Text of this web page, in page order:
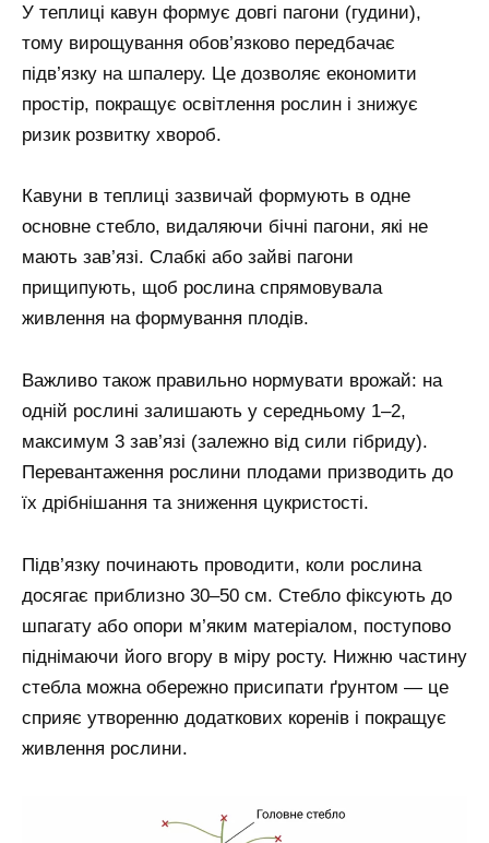
У теплиці кавун формує довгі пагони (гудини),
тому вирощування обов’язково передбачає
підв’язку на шпалеру. Це дозволяє економити
простір, покращує освітлення рослин і знижує
ризик розвитку хвороб.
Кавуни в теплиці зазвичай формують в одне
основне стебло, видаляючи бічні пагони, які не
мають зав’язі. Слабкі або зайві пагони
прищипують, щоб рослина спрямовувала
живлення на формування плодів.
Важливо також правильно нормувати врожай: на
одній рослині залишають у середньому 1–2,
максимум 3 зав’язі (залежно від сили гібриду).
Перевантаження рослини плодами призводить до
їх дрібнішання та зниження цукристості.
Підв’язку починають проводити, коли рослина
досягає приблизно 30–50 см. Стебло фіксують до
шпагату або опори м’яким матеріалом, поступово
піднімаючи його вгору в міру росту. Нижню частину
стебла можна обережно присипати ґрунтом — це
сприяє утворенню додаткових коренів і покращує
живлення рослини.